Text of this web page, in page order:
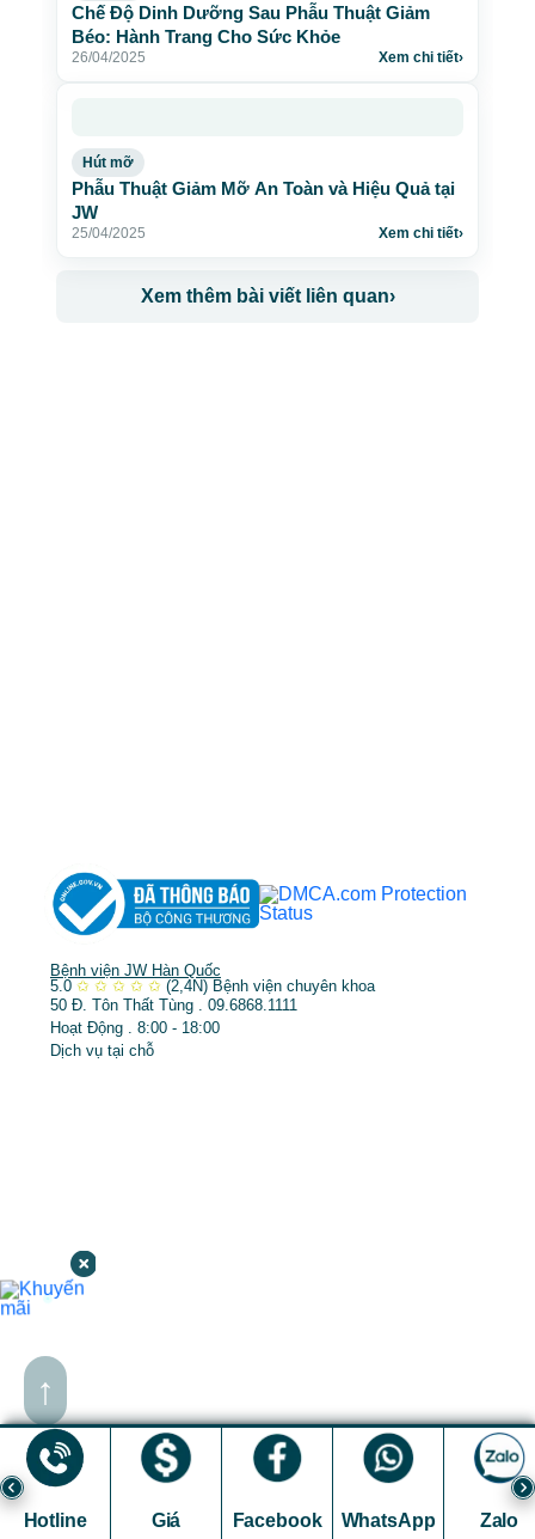
Chế Độ Dinh Dưỡng Sau Phẫu Thuật Giảm
Béo: Hành Trang Cho Sức Khỏe
26/04/2025 Xem chi tiết›
Hút mỡ
Phẫu Thuật Giảm Mỡ An Toàn và Hiệu Quả tại
JW
25/04/2025 Xem chi tiết›
Xem thêm bài viết liên quan›
Hotline Giá Facebook WhatsApp Zalo
↑
Bệnh viện JW Hàn Quốc
5.0 ✩ ✩ ✩ ✩ ✩ (2,4N) Bệnh viện chuyên khoa
50 Đ. Tôn Thất Tùng . 09.6868.1111
Hoạt Động . 8:00 - 18:00
Dịch vụ tại chỗ